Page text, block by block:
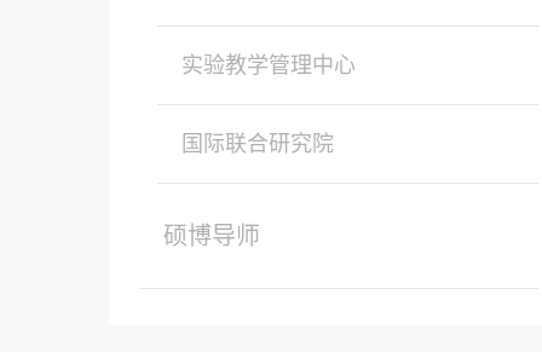
实验教学管理中心
国际联合研究院
硕博导师